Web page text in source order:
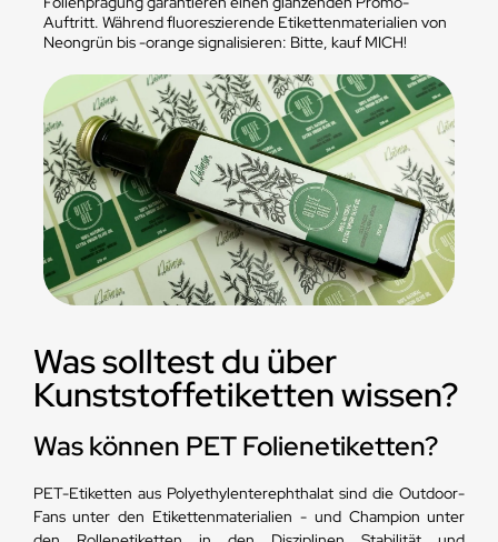
Auftritt. Während fluoreszierende Etikettenmaterialien von
Neongrün bis -orange signalisieren: Bitte, kauf MICH!
Was solltest du über
Kunststoffetiketten wissen?
Was können PET Folienetiketten?
PET-Etiketten aus Polyethylenterephthalat sind die Outdoor-
Fans unter den Etikettenmaterialien - und Champion unter